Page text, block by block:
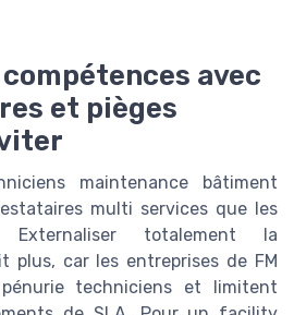
avec
et pièges
maintenance bâtiment
multi services que les
Externaliser totalement la
plus, car les entreprises de FM
techniciens et limitent